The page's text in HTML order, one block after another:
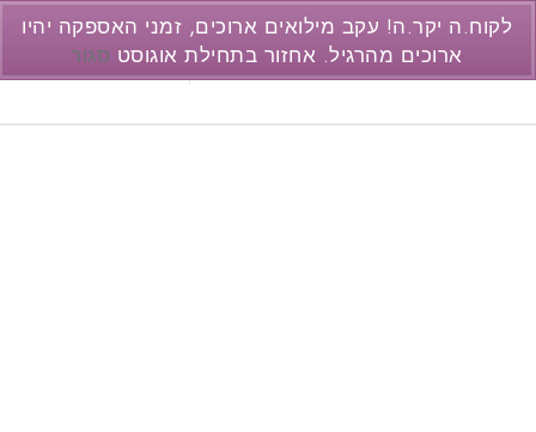
077-3446237
support@pc2.co.il
לקוח.ה יקר.ה! עקב מילואים ארוכים, זמני האספקה יהיו
ארוכים מהרגיל. אחזור בתחילת אוגוסט סגור